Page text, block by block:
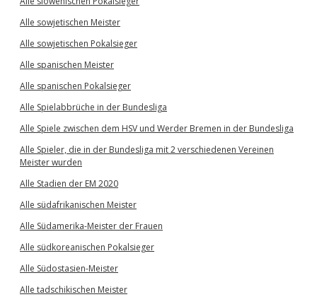
Alle sowjetischen Meister
Alle sowjetischen Pokalsieger
Alle spanischen Meister
Alle spanischen Pokalsieger
Alle Spielabbrüche in der Bundesliga
Alle Spiele zwischen dem HSV und Werder Bremen in der Bundesliga
Alle Spieler, die in der Bundesliga mit 2 verschiedenen Vereinen
Meister wurden
Alle Stadien der EM 2020
Alle südafrikanischen Meister
Alle Südamerika-Meister der Frauen
Alle südkoreanischen Pokalsieger
Alle Südostasien-Meister
Alle tadschikischen Meister